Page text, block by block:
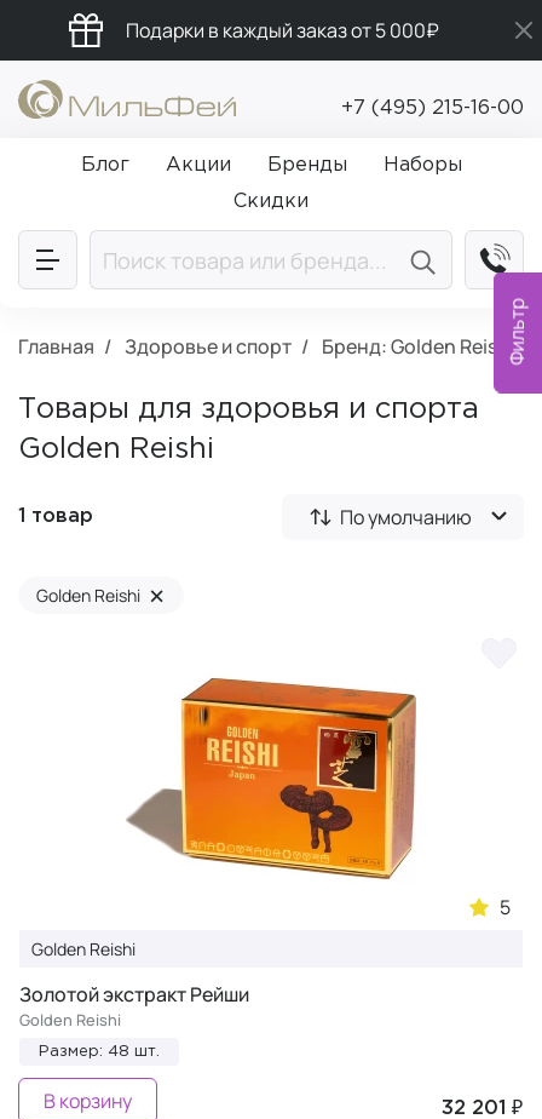
Фильтр
Подарки в каждый заказ от 5 000₽
Промокод ПРИВЕТ
Бесплатная доставка от 5 000₽
+7 (495) 215-16-00
Блог Акции Бренды
Наборы
Скидки
Главная Здоровье и спорт Бренд: Golden Reishi
Товары для здоровья и спорта
Golden Reishi
1 товар По умолчанию
Golden Reishi ×
5
Golden Reishi
Золотой экстракт Рейши
Golden Reishi
Размер: 48 шт.
32 201 ₽
В корзину